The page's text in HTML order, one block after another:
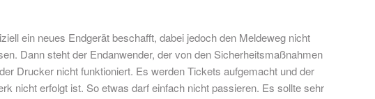
ein neues Endgerät beschafft, dabei jedoch den Meldeweg nicht
Dann steht der Endanwender, der von den Sicherheitsmaßnahmen
Drucker nicht funktioniert. Es werden Tickets aufgemacht und der
nicht erfolgt ist. So etwas darf einfach nicht passieren. Es sollte sehr